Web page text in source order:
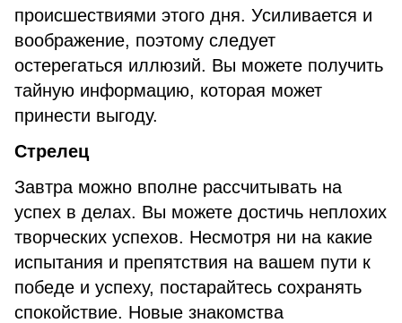
происшествиями этого дня. Усиливается и
воображение, поэтому следует
остерегаться иллюзий. Вы можете получить
тайную информацию, которая может
принести выгоду.
Стрелец
Завтра можно вполне рассчитывать на
успех в делах. Вы можете достичь неплохих
творческих успехов. Несмотря ни на какие
испытания и препятствия на вашем пути к
победе и успеху, постарайтесь сохранять
спокойствие. Новые знакомства